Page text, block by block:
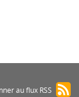
au flux RSS